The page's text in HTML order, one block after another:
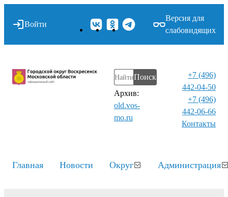
Войти
Версия для
слабовидящих
Поиск
Архив:
old.vos-
mo.ru
+7 (496)
442-04-50
+7 (496)
442-06-66
Контакты⁠
Главная Новости Округ Администрация